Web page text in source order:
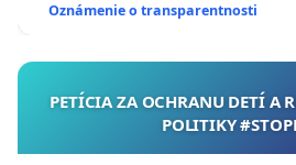
Oznámenie o transparentnosti
PETÍCIA ZA OCHRANU DETÍ A
POLITIKY